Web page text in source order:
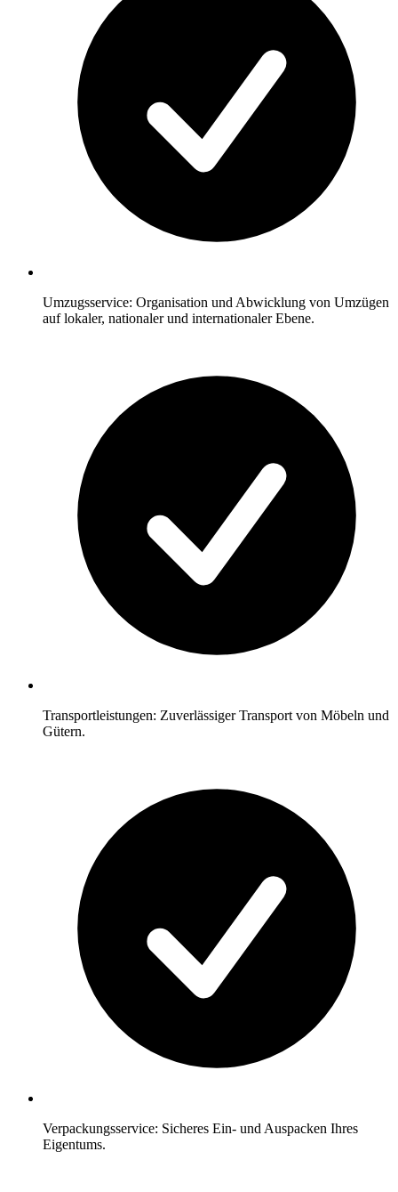
Umzugsservice: Organisation und Abwicklung von Umzügen
auf lokaler, nationaler und internationaler Ebene.
Transportleistungen: Zuverlässiger Transport von Möbeln und
Gütern.
Verpackungsservice: Sicheres Ein- und Auspacken Ihres
Eigentums.